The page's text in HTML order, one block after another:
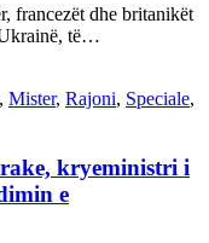
francezët dhe britanikët
të…
, Mister, Rajoni, Speciale,
kryeministri i
e